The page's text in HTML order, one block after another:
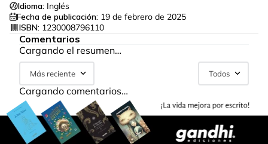
Idioma: Inglés
Fecha de publicación: 19 de febrero de 2025
ISBN: 1230008796110
Comentarios
Cargando el resumen…
Más reciente Todos
Cargando comentarios…